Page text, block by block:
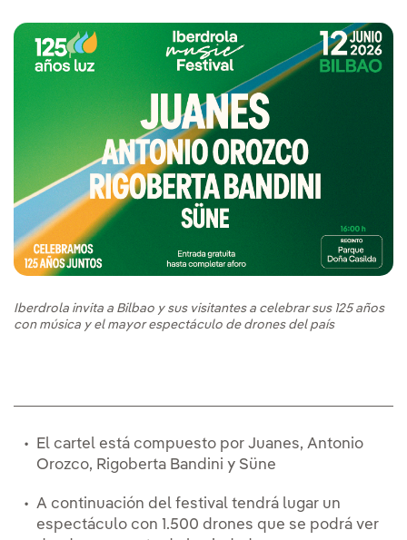
Iberdrola invita a Bilbao y sus visitantes a celebrar sus 125 años
con música y el mayor espectáculo de drones del país
El cartel está compuesto por Juanes, Antonio
Orozco, Rigoberta Bandini y Süne
A continuación del festival tendrá lugar un
espectáculo con 1.500 drones que se podrá ver